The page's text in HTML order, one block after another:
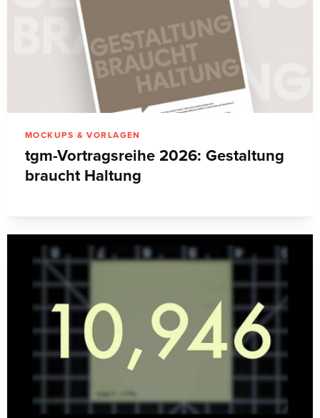
MOCKUPS & VORLAGEN
tgm-Vortragsreihe 2026: Gestaltung
braucht Haltung